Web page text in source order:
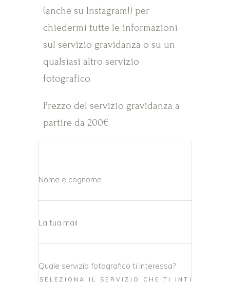
(anche su Instagram!) per
chiedermi tutte le informazioni
sul servizio gravidanza o su un
qualsiasi altro servizio
fotografico.
Prezzo del servizio gravidanza a
partire da 200€
Nome e cognome
La tua mail
Quale servizio fotografico ti interessa?